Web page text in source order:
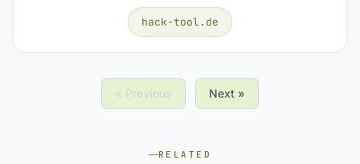
hack-tool.de
« Previous Next »
RELATED